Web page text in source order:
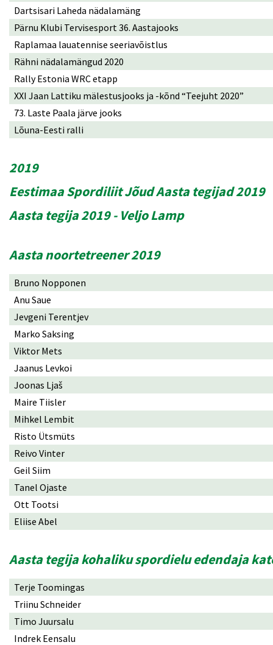
Dartsisari Laheda nädalamäng
Pärnu Klubi Tervisesport 36. Aastajooks
Raplamaa lauatennise seeriavõistlus
Rähni nädalamängud 2020
Rally Estonia WRC etapp
XXI Jaan Lattiku mälestusjooks ja -kõnd “Teejuht 2020”
73. Laste Paala järve jooks
Lõuna-Eesti ralli
2019
Eestimaa Spordiliit Jõud Aasta tegijad 2019
Aasta tegija 2019 - Veljo Lamp
Aasta noortetreener 2019
Bruno Nopponen
Anu Saue
Jevgeni Terentjev
Marko Saksing
Viktor Mets
Jaanus Levkoi
Joonas Ljaš
Maire Tiisler
Mihkel Lembit
Risto Ütsmüts
Reivo Vinter
Geil Siim
Tanel Ojaste
Ott Tootsi
Eliise Abel
Aasta tegija kohaliku spordielu edendaja
Terje Toomingas
Triinu Schneider
Timo Juursalu
Indrek Eensalu